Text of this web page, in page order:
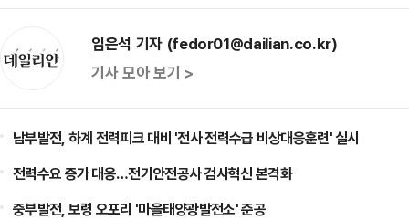
임은석 기자 (fedor01@dailian.co.kr)
기사 모아 보기 >
남부발전, 하계 전력피크 대비 '전사 전력수급 비상대응훈련' 실시
전력수요 증가 대응…전기안전공사 검사혁신 본격화
중부발전, 보령 오포리 '마을태양광발전소' 준공